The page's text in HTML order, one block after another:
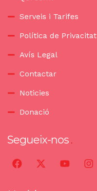
Serveis i Tarifes
Política de Privacitat
Avís Legal
Contactar
Noticies
Donació
Segueix-nos